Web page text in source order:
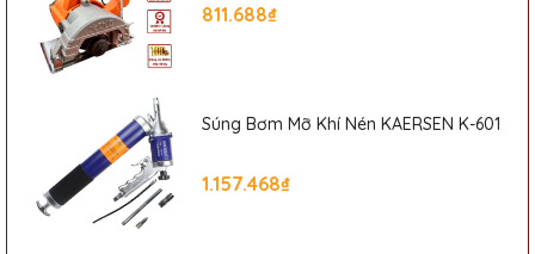
811.688₫
Súng Bơm Mỡ Khí Nén KAERSEN K-601
1.157.468₫